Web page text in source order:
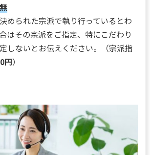
められた宗派で執り行っているとわ
はその宗派をご指定、特にこだわり
しないとお伝えください。（宗派指
円）